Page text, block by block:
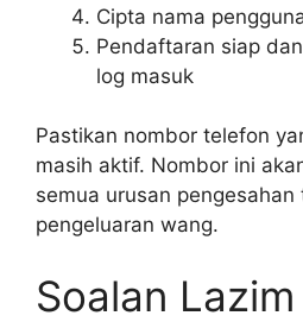
Cipta nama
Pendaftaran siap
log masuk
Pastikan nombor telefon
masih aktif. Nombor ini
semua urusan pengesahan
pengeluaran wang.
Soalan Lazim